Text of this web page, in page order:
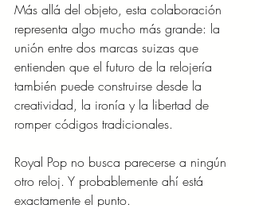
Más allá del objeto, esta colaboración
representa algo mucho más grande: la
unión entre dos marcas suizas que
entienden que el futuro de la relojería
también puede construirse desde la
creatividad, la ironía y la libertad de
romper códigos tradicionales.
Royal Pop no busca parecerse a ningún
otro reloj. Y probablemente ahí está
exactamente el punto.